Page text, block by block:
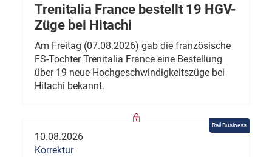
Trenitalia France bestellt 19 HGV-
Züge bei Hitachi
Am Freitag (07.08.2026) gab die französische
FS-Tochter Trenitalia France eine Bestellung
über 19 neue Hochgeschwindigkeitszüge bei
Hitachi bekannt.
Rail Business
10.08.2026
Korrektur